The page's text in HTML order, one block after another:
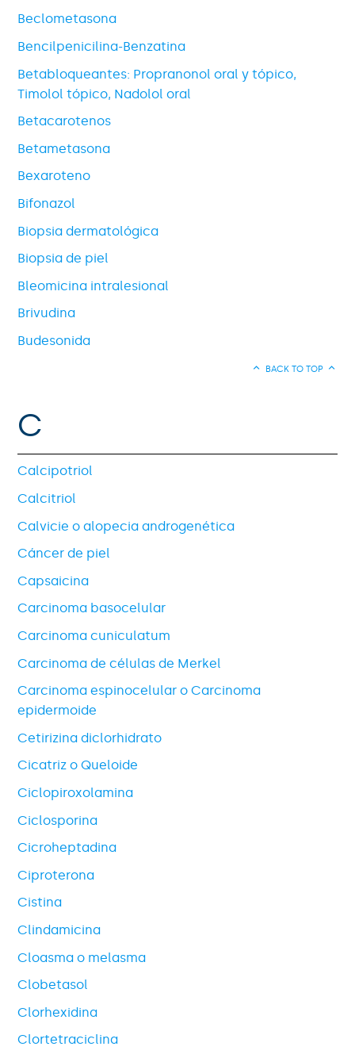
Beclometasona
Bencilpenicilina-Benzatina
Betabloqueantes: Propranonol oral y tópico,
Timolol tópico, Nadolol oral
Betacarotenos
Betametasona
Bexaroteno
Bifonazol
Biopsia dermatológica
Biopsia de piel
Bleomicina intralesional
Brivudina
Budesonida
BACK TO TOP
C
Calcipotriol
Calcitriol
Calvicie o alopecia androgenética
Cáncer de piel
Capsaicina
Carcinoma basocelular
Carcinoma cuniculatum
Carcinoma de células de Merkel
Carcinoma espinocelular o Carcinoma
epidermoide
Cetirizina diclorhidrato
Cicatriz o Queloide
Ciclopiroxolamina
Ciclosporina
Cicroheptadina
Ciproterona
Cistina
Clindamicina
Cloasma o melasma
Clobetasol
Clorhexidina
Clortetraciclina